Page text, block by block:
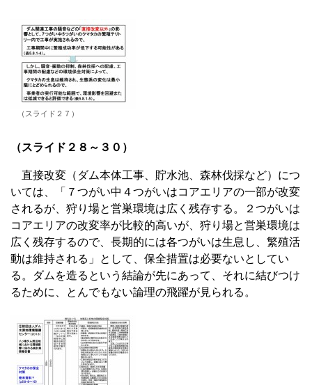
（スライド２７）
（スライド２８～３０）
直接改変（ダム本体工事、貯水池、森林伐採など）につ
いては、「７つがい中４つがいはコアエリアの一部が改変
されるが、狩り場と営巣環境は広く残存する。２つがいは
コアエリアの改変率が比較的高いが、狩り場と営巣環境は
広く残存するので、長期的には各つがいは生息し、繁殖活
動は維持される」として、保全措置は必要ないとしてい
る。ダムを造るという結論が先にあって、それに結びつけ
るために、とんでもない論理の飛躍が見られる。